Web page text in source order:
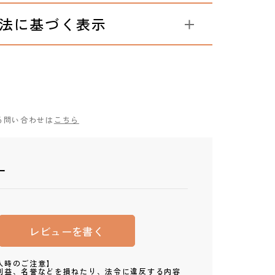
に基づく表示
い合わせは こちら
レビューを書く
のご注意】
益、名誉などを損ねたり、法令に違反する内容